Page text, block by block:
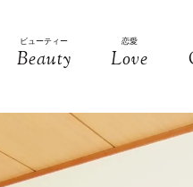
ビューティー
Beauty
恋愛
Love